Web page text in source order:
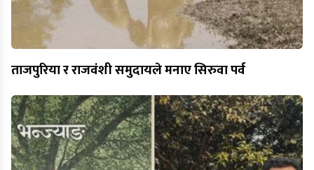
ताजपुरिया र राजवंशी समुदायले मनाए सिरुवा पर्व